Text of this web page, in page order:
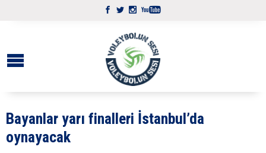
Bayanlar yarı finalleri İstanbul’da
oynayacak